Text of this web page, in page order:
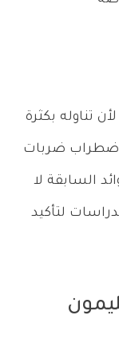
تناوله بكثرة
ضربات
السابقة لا
لتأكيد